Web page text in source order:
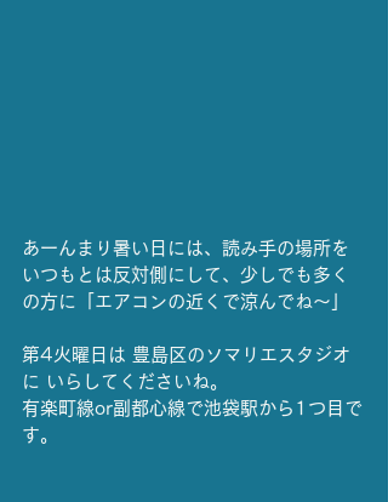
あーんまり暑い日には、読み手の場所を
いつもとは反対側にして、少しでも多く
の方に「エアコンの近くで涼んでね～」
第4火曜日は 豊島区のソマリエスタジオ
に いらしてくださいね。
有楽町線or副都心線で池袋駅から1つ目で
す。